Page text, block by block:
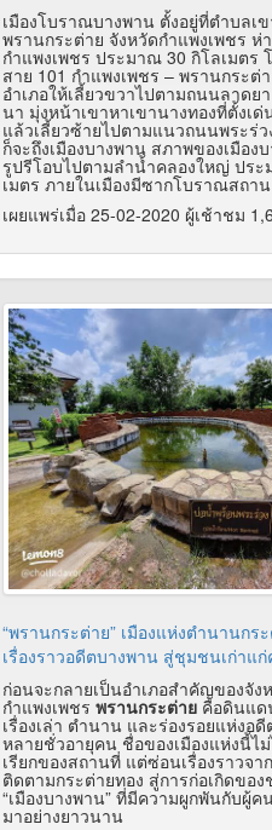
เมืองโบราณบางพาน ตั้งอยู่ที่ตำบลเ
พรานกระต่าย จังหวัดกำแพงเพชร ห่า
กำแพงเพชร ประมาณ 30 กิโลเมตร
สาย 101 กำแพงเพชร – พรานกระต่
อำเภอให้เลี้ยวขวาไปตามถนนลาดย
นา มุ่งหน้าเขาหาเขานางทองที่ตั้งเ
แล้วเลี้ยวซ้ายไปตามแนวถนนพระร่ว
ก็จะถึงเมืองบางพาน สภาพของเมือง
รูปรีโอบไปตามลำน้ำคลองใหญ่ ประ
เมตร ภายในเมืองมีซากโบราณสถา
เผยแพร่เมื่อ 25-02-2020 ผู้เช้าชม
“พรานกระต่าย” เมืองแห่งตำนานกร
เรื่องราวอดีตบางพาน สู่ชุมชนเก่าแ
ก่อนจะกลายเป็นอำเภอสำคัญของจัง
กำแพงเพชร พรานกระต่าย คือดินแด
เรื่องเล่า ตำนาน และร่องรอยแห่งอ
หลายชั่วอายุคน ชื่อของเมืองแห่งนี้ไ
เรียกของสถานที่ แต่ซ่อนเรื่องราวจ
ติดตามกระต่ายทอง สู่การก่อเกิดขอ
“เมืองบางพาน” ที่มีความผูกพันกับผู้
มาอย่างยาวนาน